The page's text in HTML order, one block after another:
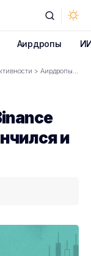
Аирдропы
> Аирдропы>
и